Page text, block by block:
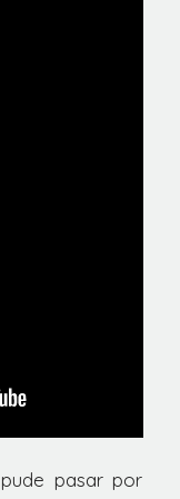
pasar por